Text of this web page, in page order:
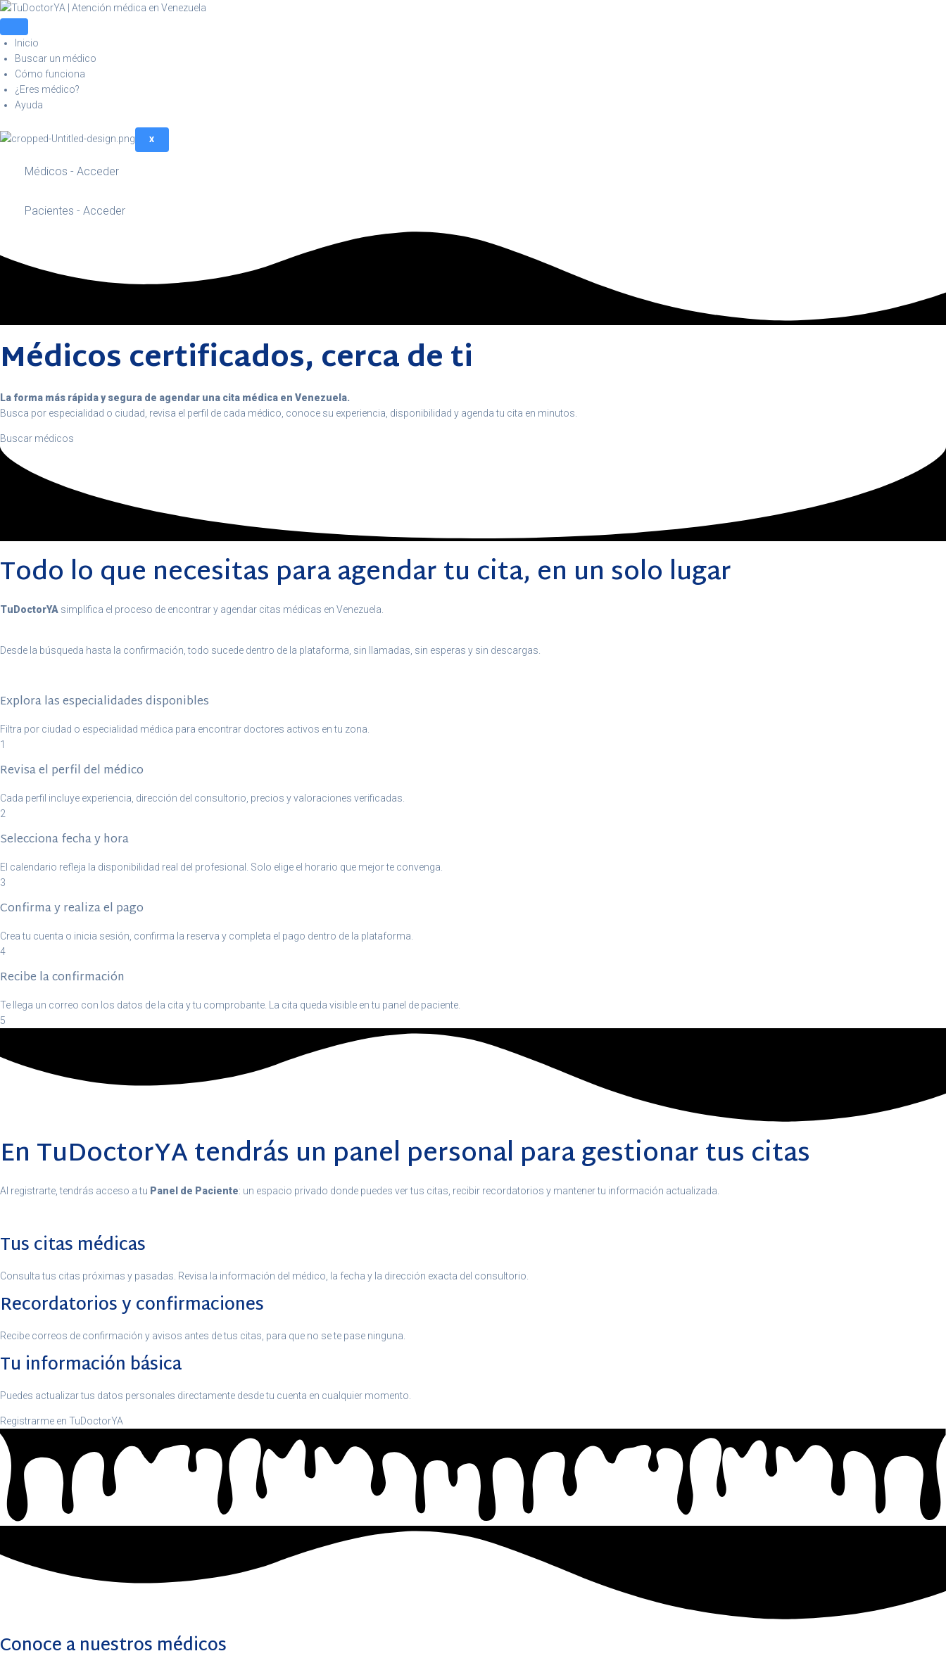
Inicio
Buscar un médico
Cómo funciona
¿Eres médico?
Ayuda
X
Médicos - Acceder
Pacientes - Acceder
Médicos certificados, cerca de ti
La forma más rápida y segura de agendar una cita médica en Venezuela.
Busca por especialidad o ciudad, revisa el perfil de cada médico, conoce su experiencia, disponibilidad y agenda tu cita en minutos.
Buscar médicos
Todo lo que necesitas para agendar tu cita, en un solo lugar
TuDoctorYA simplifica el proceso de encontrar y agendar citas médicas en Venezuela.
Desde la búsqueda hasta la confirmación, todo sucede dentro de la plataforma, sin llamadas, sin esperas y sin descargas.
Explora las especialidades disponibles
Filtra por ciudad o especialidad médica para encontrar doctores activos en tu zona.
1
Revisa el perfil del médico
Cada perfil incluye experiencia, dirección del consultorio, precios y valoraciones verificadas.
2
Selecciona fecha y hora
El calendario refleja la disponibilidad real del profesional. Solo elige el horario que mejor te convenga.
3
Confirma y realiza el pago
Crea tu cuenta o inicia sesión, confirma la reserva y completa el pago dentro de la plataforma.
4
Recibe la confirmación
Te llega un correo con los datos de la cita y tu comprobante. La cita queda visible en tu panel de paciente.
5
En TuDoctorYA tendrás un panel personal para gestionar tus citas
Al registrarte, tendrás acceso a tu Panel de Paciente: un espacio privado donde puedes ver tus citas, recibir recordatorios y mantener tu información actualizada.
Tus citas médicas
Consulta tus citas próximas y pasadas. Revisa la información del médico, la fecha y la dirección exacta del consultorio.
Recordatorios y confirmaciones
Recibe correos de confirmación y avisos antes de tus citas, para que no se te pase ninguna.
Tu información básica
Puedes actualizar tus datos personales directamente desde tu cuenta en cualquier momento.
Registrarme en TuDoctorYA
Conoce a nuestros médicos